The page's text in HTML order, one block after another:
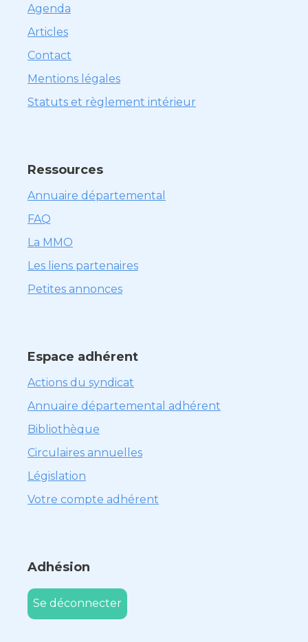
Agenda
Articles
Contact
Mentions légales
Statuts et règlement intérieur
Ressources
Annuaire départemental
FAQ
La MMO
Les liens partenaires
Petites annonces
Espace adhérent
Actions du syndicat
Annuaire départemental adhérent
Bibliothèque
Circulaires annuelles
Législation
Votre compte adhérent
Adhésion
Se déconnecter